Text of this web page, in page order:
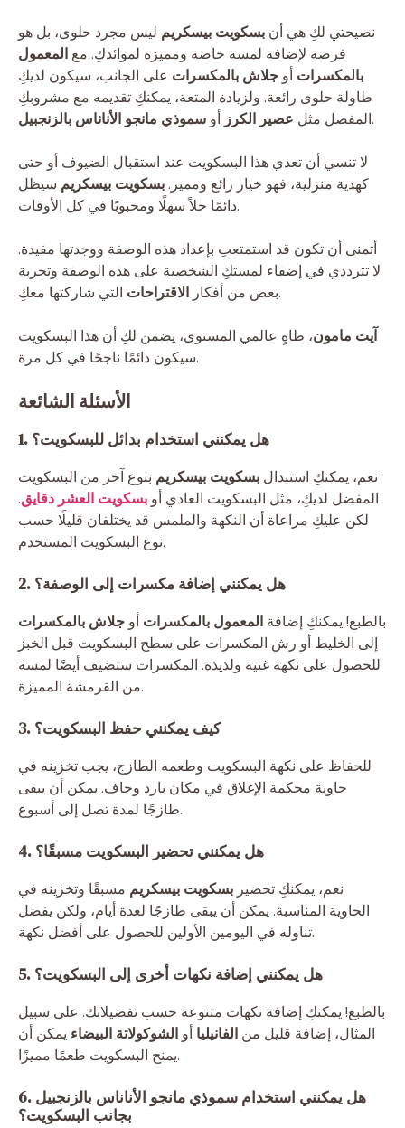
نصيحتي لكِ هي أن بسكويت بيسكريم ليس مجرد حلوى، بل هو
فرصة لإضافة لمسة خاصة ومميزة لموائدكِ. مع المعمول
بالمكسرات أو جلاش بالمكسرات على الجانب، سيكون لديكِ
طاولة حلوى رائعة. ولزيادة المتعة، يمكنكِ تقديمه مع مشروبكِ
المفضل مثل عصير الكرز أو سموذي مانجو الأناناس بالزنجبيل .
لا تنسي أن تعدي هذا البسكويت عند استقبال الضيوف أو حتى
كهدية منزلية، فهو خيار رائع ومميز.بسكويت بيسكريم سيظل
دائمًا حلاً سهلًا ومحبوبًا في كل الأوقات.
أتمنى أن تكون قد استمتعتِ بإعداد هذه الوصفة ووجدتها مفيدة.
لا تترددي في إضفاء لمستكِ الشخصية على هذه الوصفة وتجربة
بعض من أفكار الاقتراحات التي شاركتها معكِ.
آيت مامون، طاهٍ عالمي المستوى، يضمن لكِ أن هذا البسكويت
سيكون دائمًا ناجحًا في كل مرة.
الأسئلة الشائعة
1. هل يمكنني استخدام بدائل للبسكويت؟
نعم، يمكنكِ استبدال بسكويت بيسكريم بنوع آخر من البسكويت
المفضل لديكِ، مثل البسكويت العادي أو بسكويت العشر دقايق.
لكن عليكِ مراعاة أن النكهة والملمس قد يختلفان قليلًا حسب
نوع البسكويت المستخدم.
2. هل يمكنني إضافة مكسرات إلى الوصفة؟
بالطبع! يمكنكِ إضافة المعمول بالمكسرات أو جلاش بالمكسرات
إلى الخليط أو رش المكسرات على سطح البسكويت قبل الخبز
للحصول على نكهة غنية ولذيذة. المكسرات ستضيف أيضًا لمسة
من القرمشة المميزة.
3. كيف يمكنني حفظ البسكويت؟
للحفاظ على نكهة البسكويت وطعمه الطازج، يجب تخزينه في
حاوية محكمة الإغلاق في مكان بارد وجاف. يمكن أن يبقى
طازجًا لمدة تصل إلى أسبوع.
4. هل يمكنني تحضير البسكويت مسبقًا؟
نعم، يمكنكِ تحضير بسكويت بيسكريم مسبقًا وتخزينه في
الحاوية المناسبة. يمكن أن يبقى طازجًا لعدة أيام، ولكن يفضل
تناوله في اليومين الأولين للحصول على أفضل نكهة.
5. هل يمكنني إضافة نكهات أخرى إلى البسكويت؟
بالطبع! يمكنكِ إضافة نكهات متنوعة حسب تفضيلاتك. على سبيل
المثال، إضافة قليل من الفانيليا أو الشوكولاتة البيضاء يمكن أن
يمنح البسكويت طعمًا مميزًا.
6. هل يمكنني استخدام سموذي مانجو الأناناس بالزنجبيل
بجانب البسكويت؟